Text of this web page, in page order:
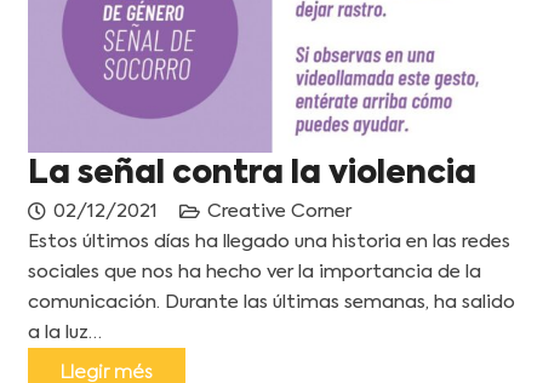
La señal contra la violencia
02/12/2021
Creative Corner
Estos últimos días ha llegado una historia en las redes
sociales que nos ha hecho ver la importancia de la
comunicación. Durante las últimas semanas, ha salido
a la luz…
Llegir més